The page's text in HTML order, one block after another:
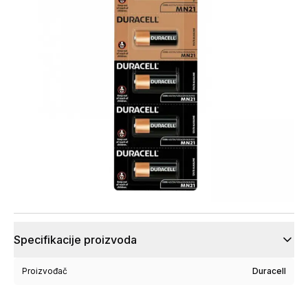
Specifikacije proizvoda
Proizvođač Duracell